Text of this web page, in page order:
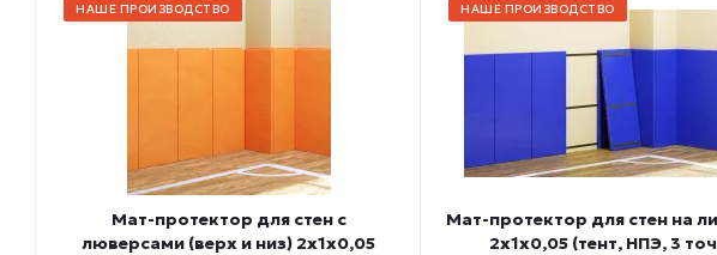
НАШЕ ПРОИЗВОДСТВО
Мат-протектор для стен с
люверсами (верх и низ) 2х1х0,05
НАШЕ ПРОИЗВОДСТВО
Мат-протектор для стен на
2х1х0,05 (тент, НПЭ, 3